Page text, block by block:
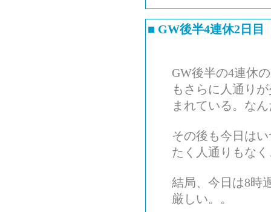
■ GW後半4連休2日目
GW後半の4連休
もさらに人通り
まれている。な
その後も今日は
たく人通りもな
結局、今日は8時
厳しい。。